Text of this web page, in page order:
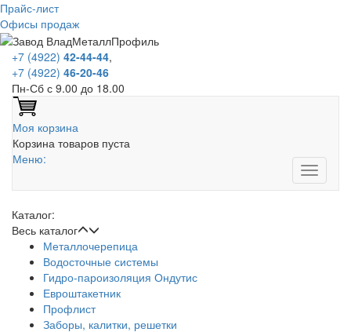
Прайс-лист
Офисы продаж
+7 (4922) 42-44-44,
+7 (4922) 46-20-46
Пн-Сб с 9.00 до 18.00
Моя корзина
Корзина товаров пуста
Меню:
Каталог:
Весь каталог
Металлочерепица
Водосточные системы
Гидро-пароизоляция Ондутис
Евроштакетник
Профлист
Заборы, калитки, решетки